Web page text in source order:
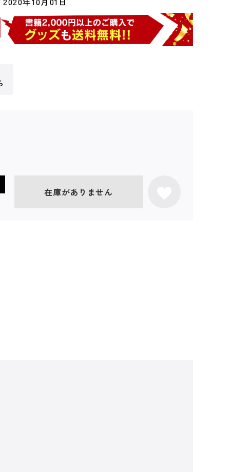
在庫がありません